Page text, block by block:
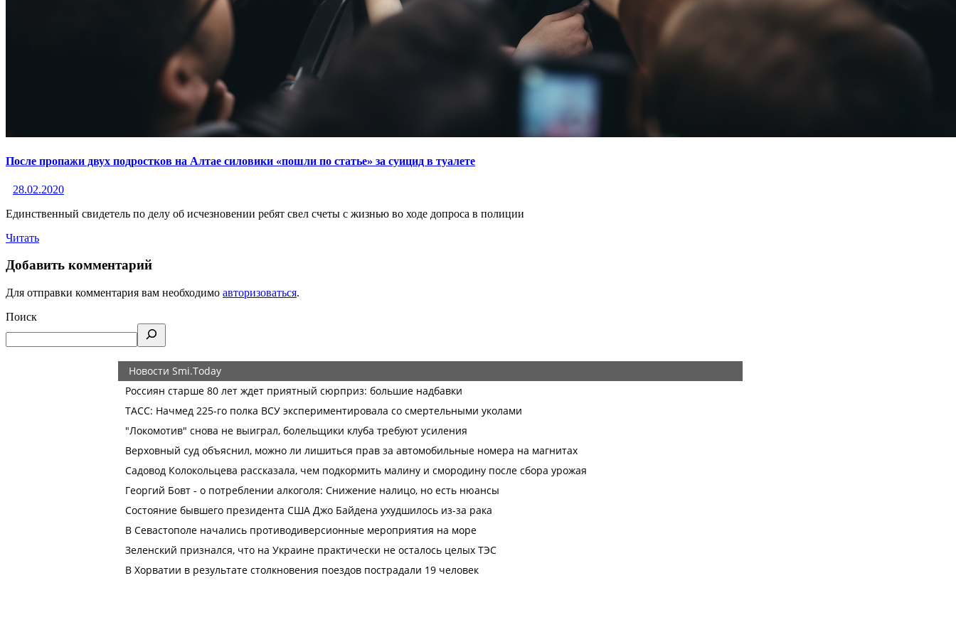
После пропажи двух подростков на Алтае силовики «пошли по статье» за суицид в туалете
28.02.2020
Единственный свидетель по делу об исчезновении ребят свел счеты с жизнью во ходе допроса в полиции
Читать
Добавить комментарий
Для отправки комментария вам необходимо авторизоваться.
Поиск